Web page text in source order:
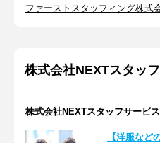
ファーストスタッフィング株式
株式会社NEXTスタッ
株式会社NEXTスタッフサービ
【洋服など